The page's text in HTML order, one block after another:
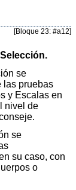
[Bloque 23: #a12]
se
las pruebas
y Escalas en
nivel de
se
su caso, con
o